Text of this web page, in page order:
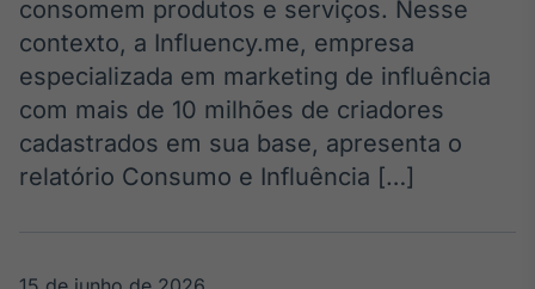
Broadcast
Político
Os bastidores da
tempo real
consomem produtos e serviços. Nesse
contexto, a Influency.me, empresa
especializada em marketing de influência
com mais de 10 milhões de criadores
cadastrados em sua base, apresenta o
relatório Consumo e Influência […]